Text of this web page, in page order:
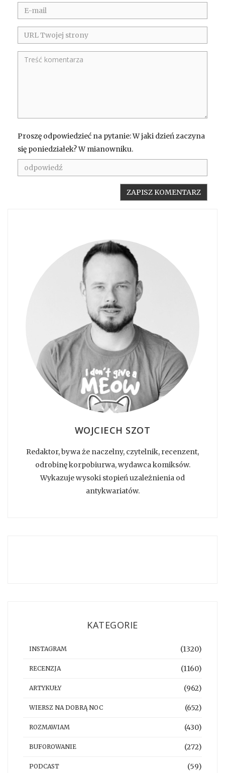
Proszę odpowiedzieć na pytanie: W jaki dzień zaczyna
się poniedziałek? W mianowniku.
WOJCIECH SZOT
Redaktor, bywa że naczelny, czytelnik, recenzent,
odrobinę korpobiurwa, wydawca komiksów.
Wykazuje wysoki stopień uzależnienia od
antykwariatów.
KATEGORIE
INSTAGRAM (1320)
RECENZJA (1160)
ARTYKUŁY (962)
WIERSZ NA DOBRĄ NOC (652)
ROZMAWIAM (430)
BUFOROWANIE (272)
PODCAST (59)